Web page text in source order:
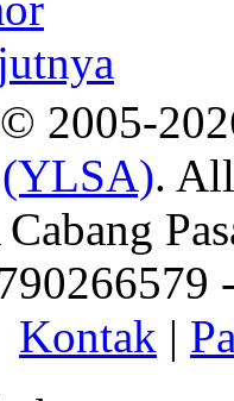
© 2005-
(YLSA).
Kontak |